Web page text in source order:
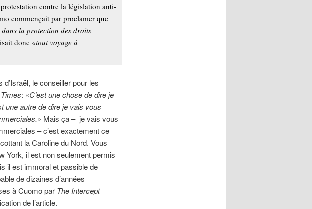
contre la législation anti-
commençait par proclamer que
la protection des droits
donc «tout voyage à
le conseiller pour les
: «C’est une chose de dire je
une autre de dire je vais vous
» Mais ça – je vais vous
– c’est exactement ce
la Caroline du Nord. Vous
York, il est non seulement permis
il est immoral et passible de
de dizaines d’années
à Cuomo par The Intercept
de l’article.